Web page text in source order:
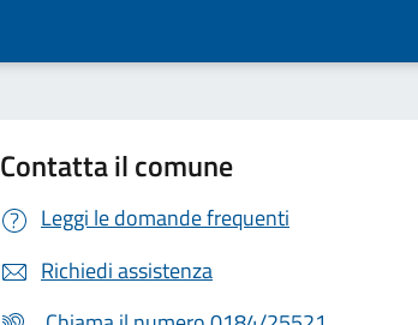
Contatta il comune
Leggi le domande frequenti
Richiedi assistenza